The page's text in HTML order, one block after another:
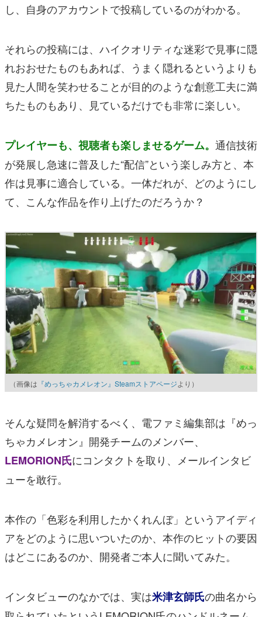
し、自身のアカウントで投稿しているのがわかる。
それらの投稿には、ハイクオリティな迷彩で見事に隠
れおおせたものもあれば、うまく隠れるというよりも
見た人間を笑わせることが目的のような創意工夫に満
ちたものもあり、見ているだけでも非常に楽しい。
プレイヤーも、視聴者も楽しませるゲーム。 通信技術
が発展し急速に普及した“配信”という楽しみ方と、本
作は見事に適合している。一体だれが、どのようにし
て、こんな作品を作り上げたのだろうか？
（画像は 『めっちゃカメレオン』Steamストアページより）
そんな疑問を解消するべく、電ファミ編集部は『めっ
ちゃカメレオン』開発チームのメンバー、
LEMORION氏にコンタクトを取り、メールインタビ
ューを敢行。
本作の「色彩を利用したかくれんぼ」というアイディ
アをどのように思いついたのか、本作のヒットの要因
はどこにあるのか、開発者ご本人に聞いてみた。
インタビューのなかでは、実は米津玄師氏の曲名から